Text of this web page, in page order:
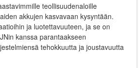
teollisuudenaloille
akkujen kasvavaan kysyntään.
ja luotettavuuteen, ja se on
kanssa parantaakseen
tehokkuutta ja joustavuutta